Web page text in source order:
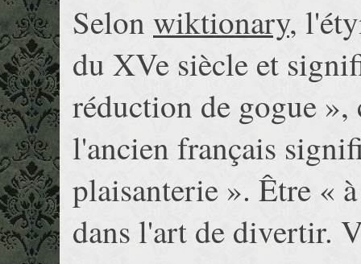
Selon wiktionary,
du XVe siècle et
réduction de gogue
l'ancien français
plaisanterie ». Être «
dans l'art de divertir.